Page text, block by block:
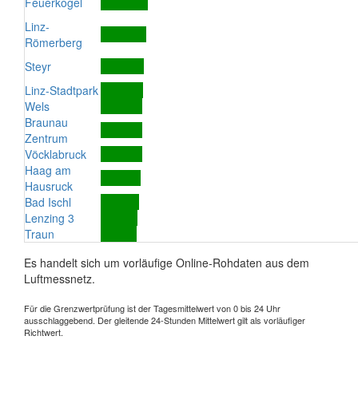
Linz-
Römerberg
Steyr
Linz-Stadtpark
Wels
Braunau
Zentrum
Vöcklabruck
Haag am
Hausruck
Bad Ischl
Lenzing 3
Traun
Es handelt sich um vorläufige Online-Rohdaten aus dem
Luftmessnetz.
Für die Grenzwertprüfung ist der Tagesmittelwert von 0 bis 24 Uhr
ausschlaggebend. Der gleitende 24-Stunden Mittelwert gilt als vorläufiger
Richtwert.